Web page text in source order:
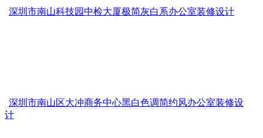
深圳市南山科技园中检大厦极简灰白系办公室装修设计
深圳市南山区大冲商务中心黑白色调简约风办公室装修设
计